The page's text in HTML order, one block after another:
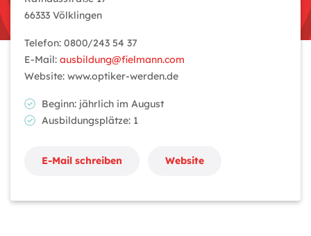
66333 Völklingen
Telefon: 0800/243 54 37
E-Mail: ausbildung@fielmann.com
Website: www.optiker-werden.de
Beginn: jährlich im August
Ausbildungsplätze: 1
E-Mail schreiben Website